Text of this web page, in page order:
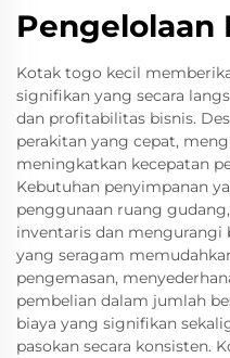
Pengelolaan
Kotak togo kecil
signifikan yang secara
dan profitabilitas bisnis.
perakitan yang cepat,
meningkatkan kecepatan
Kebutuhan penyimpanan
penggunaan ruang
inventaris dan mengurangi
yang seragam
pengemasan,
pembelian dalam jumlah
biaya yang signifikan
pasokan secara konsisten.